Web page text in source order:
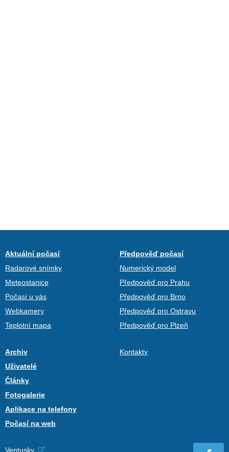
Aktuální počasí
Radarové snímky
Meteostanice
Počasí u vás
Webkamery
Teplotní mapa
Předpověď počasí
Numerický model
Předpověď pro Prahu
Předpověď pro Brno
Předpověď pro Ostravu
Předpověď pro Plzeň
Archiv
Uživatelé
Články
Fotogalerie
Aplikace na telefony
Počasí na web
Kontakty
Ventusky